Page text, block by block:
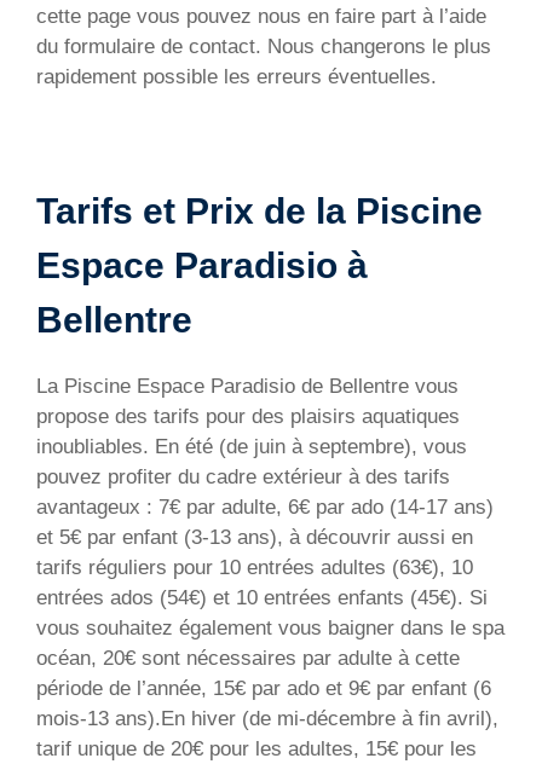
cette page vous pouvez nous en faire part à l’aide
du formulaire de contact. Nous changerons le plus
rapidement possible les erreurs éventuelles.
Tarifs et Prix de la Piscine
Espace Paradisio à
Bellentre
La Piscine Espace Paradisio de Bellentre vous
propose des tarifs pour des plaisirs aquatiques
inoubliables. En été (de juin à septembre), vous
pouvez profiter du cadre extérieur à des tarifs
avantageux : 7€ par adulte, 6€ par ado (14-17 ans)
et 5€ par enfant (3-13 ans), à découvrir aussi en
tarifs réguliers pour 10 entrées adultes (63€), 10
entrées ados (54€) et 10 entrées enfants (45€). Si
vous souhaitez également vous baigner dans le spa
océan, 20€ sont nécessaires par adulte à cette
période de l’année, 15€ par ado et 9€ par enfant (6
mois-13 ans).En hiver (de mi-décembre à fin avril),
tarif unique de 20€ pour les adultes, 15€ pour les